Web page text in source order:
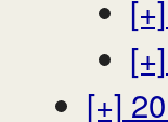
[+]
[+]
[+]